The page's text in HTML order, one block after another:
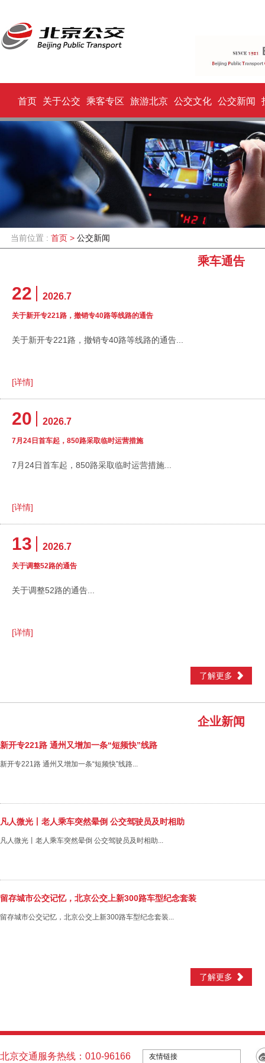
首页 关于公交 乘客专区 旅游北京 公交文化 公交新闻
当前位置 : 首页 > 公交新闻
乘车通告
22 2026.7
关于新开专221路，撤销专40路等线路的通告
关于新开专221路，撤销专40路等线路的通告...
[详情]
20 2026.7
7月24日首车起，850路采取临时运营措施
7月24日首车起，850路采取临时运营措施...
[详情]
13 2026.7
关于调整52路的通告
关于调整52路的通告...
[详情]
了解更多
企业新闻
新开专221路 通州又增加一条“短频快”线路
新开专221路 通州又增加一条“短频快”线路...
凡人微光丨老人乘车突然晕倒 公交驾驶员及时相助
凡人微光丨老人乘车突然晕倒 公交驾驶员及时相助...
留存城市公交记忆，北京公交上新300路车型纪念套装
留存城市公交记忆，北京公交上新300路车型纪念套装...
了解更多
北京交通服务热线：010-96166 友情链接